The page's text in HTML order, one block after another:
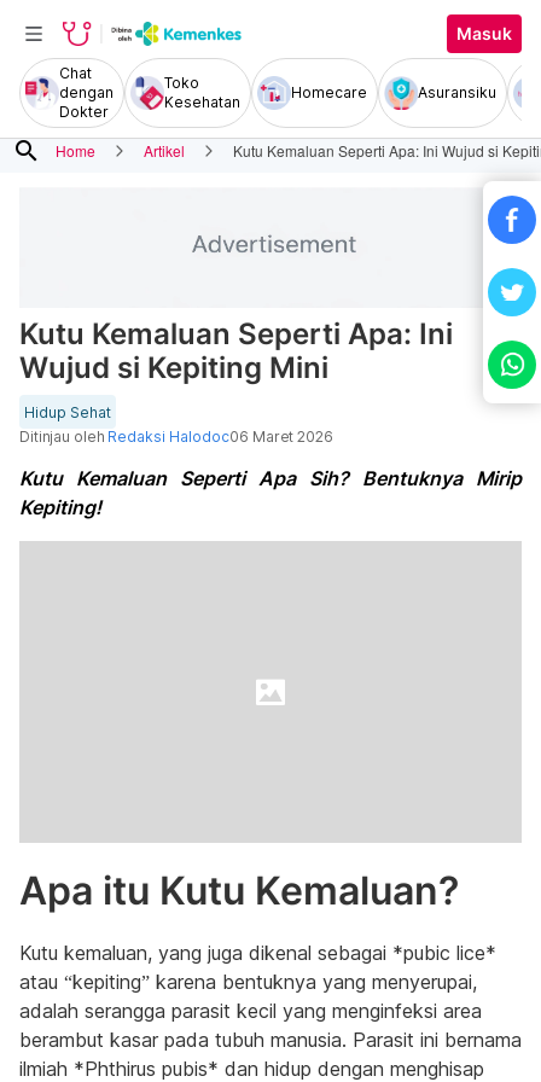
Masuk
Chat
dengan
Dokter
Toko
Kesehatan
Homecare Asuransiku
search Home Artikel Kutu Kemaluan Seperti Apa: Ini Wujud si
Kutu Kemaluan Seperti Apa: Ini
Wujud si Kepiting Mini
Hidup Sehat
Ditinjau oleh Redaksi Halodoc06 Maret 2026
Kutu Kemaluan Seperti Apa Sih? Bentuknya Mirip
Kepiting!
Apa itu Kutu Kemaluan?
Kutu kemaluan, yang juga dikenal sebagai *pubic lice*
atau “kepiting” karena bentuknya yang menyerupai,
adalah serangga parasit kecil yang menginfeksi area
berambut kasar pada tubuh manusia. Parasit ini bernama
ilmiah *Phthirus pubis* dan hidup dengan menghisap